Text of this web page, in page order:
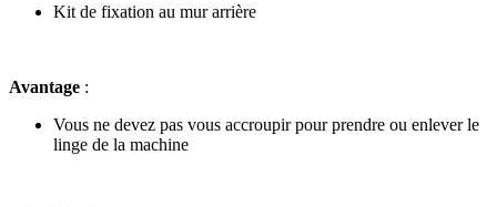
Kit de fixation au mur arrière
Avantage :
Vous ne devez pas vous accroupir pour prendre ou enlever le
linge de la machine